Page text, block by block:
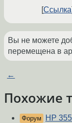
Ссылка
Вы не можете
перемещена в
←
Похожие
Форум HP